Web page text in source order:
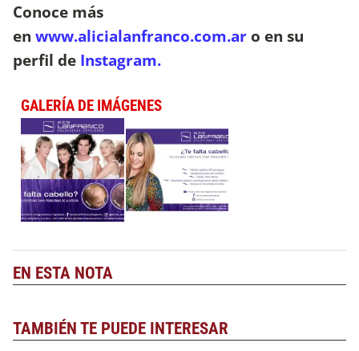
Conoce más
en www.alicialanfranco.com.ar o en su
perfil de Instagram.
GALERÍA DE IMÁGENES
EN ESTA NOTA
TAMBIÉN TE PUEDE INTERESAR